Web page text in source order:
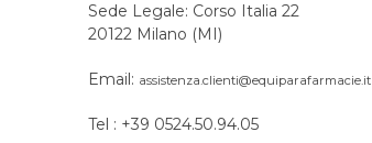
Sede Legale: Corso Italia 22
20122 Milano (MI)
Email: assistenza.clienti@equiparafarmacie.it
Tel : +39 0524.50.94.05